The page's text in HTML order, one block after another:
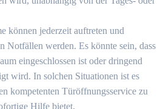
können jederzeit auftreten und
Notfällen werden.​ Es könnte sein, dass
eingeschlossen ist oder dringend
wird.​ In solchen Situationen ist es
kompetenten Türöffnungsservice zu
Hilfe bietet.​